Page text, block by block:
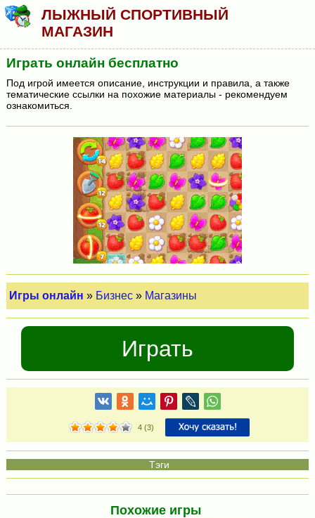
ЛЫЖНЫЙ СПОРТИВНЫЙ
МАГАЗИН
Играть онлайн бесплатно
Под игрой имеется описание, инструкции и правила, а также
тематические ссылки на похожие материалы - рекомендуем
ознакомиться.
Игры онлайн » Бизнес » Магазины
Играть
4 (3)
Похожие игры